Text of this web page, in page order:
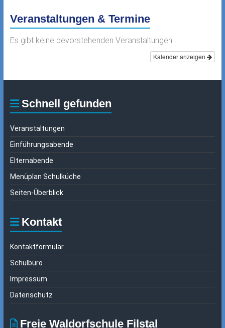
Veranstaltungen & Termine
Es gibt keine bevorstehenden Veranstaltungen.
Kalender anzeigen
Schnell gefunden
Veranstaltungen
Einführungsabende
Elternabende
Menüplan Schulküche
Seiten-Überblick
Kontakt
Kontaktformular
Schulbüro
Impressum
Datenschutz
Freie Waldorfschule Filstal